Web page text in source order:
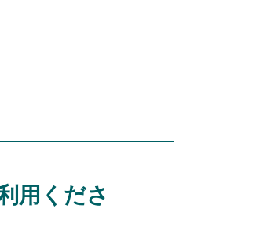
用くださ